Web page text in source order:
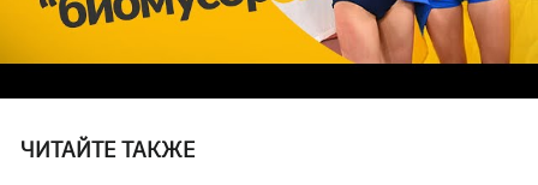
ЧИТАЙТЕ ТАКЖЕ